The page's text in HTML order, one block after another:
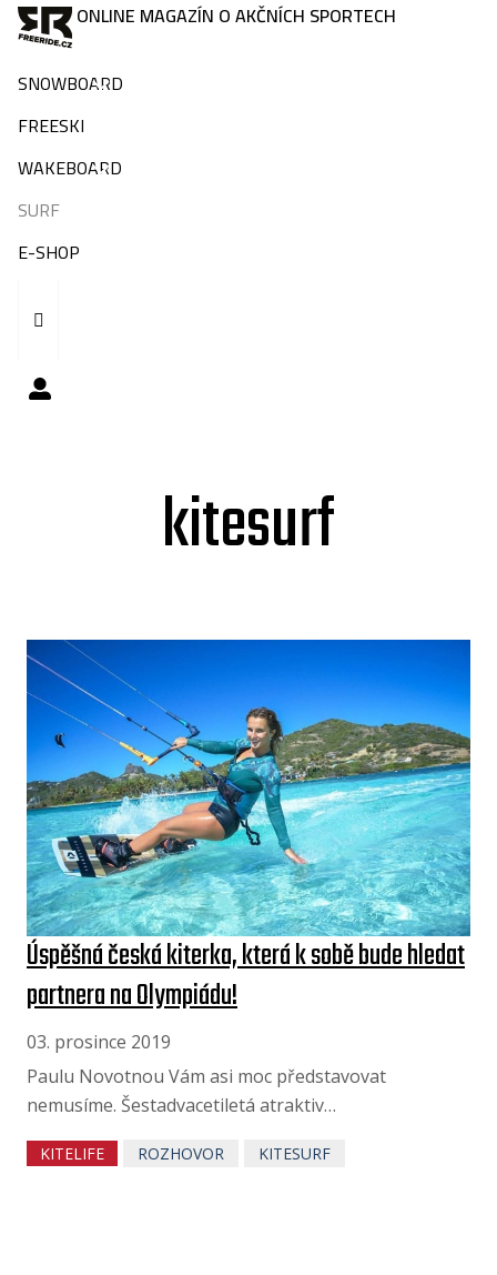
ONLINE MAGAZÍN O AKČNÍCH SPORTECH
SNOWBOARD
FREESKI
WAKEBOARD
SURF
E-SHOP
kitesurf
Úspěšná česká kiterka, která k sobě bude hledat
partnera na Olympiádu!
03. prosince 2019
Paulu Novotnou Vám asi moc představovat
nemusíme. Šestadvacetiletá atraktiv…
KITELIFE ROZHOVOR KITESURF